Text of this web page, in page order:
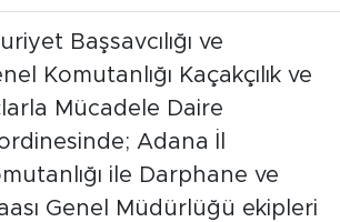
Başsavcılığı ve
Komutanlığı Kaçakçılık ve
Mücadele Daire
Adana İl
ile Darphane ve
Genel Müdürlüğü ekipleri